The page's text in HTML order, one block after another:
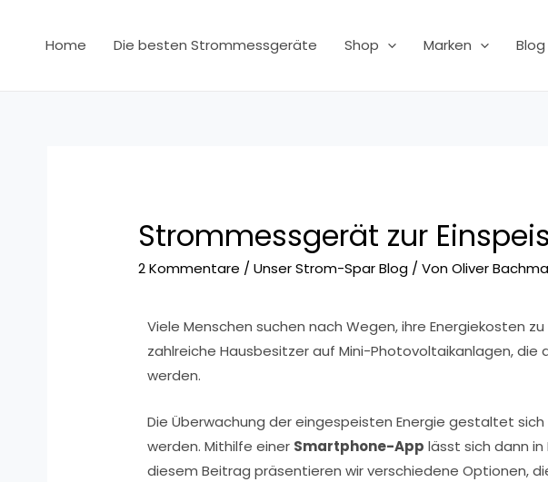
Home Die besten Strommessgeräte Shop Marken Blog
Strommessgerät zur
2 Kommentare /Unser Strom-Spar Blog / VonOliver
Viele Menschen suchen nach Wegen, ihre Energiekosten
zahlreiche Hausbesitzer auf Mini-Photovoltaikanlagen,
werden.
Die Überwachung der eingespeisten Energie gestaltet
werden. Mithilfe einer Smartphone-App lässt sich dann
diesem Beitrag präsentieren wir verschiedene Optionen,